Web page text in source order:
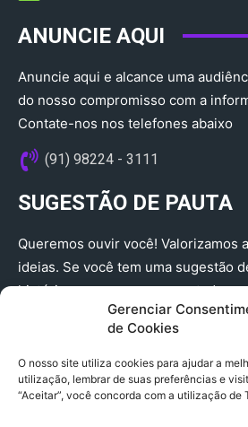
Gerenciar
de Cookies
O nosso site utiliza cookies para ajudar a
utilização, lembrar de suas preferências e
“Aceitar”, você concorda com a utilização de
ANUNCIE AQUI
Anuncie aqui e alcance uma
do nosso compromisso com a
Contate-nos nos telefones abaixo
(91) 98224 - 3111
SUGESTÃO DE PAUTA
Queremos ouvir você! Valorizamos
ideias. Se você tem uma sugestão
história que merece ser contada,
(91) 98224 - 3111